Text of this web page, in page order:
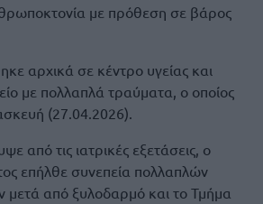
με πρόθεση σε βάρος
αρχικά σε κέντρο υγείας και
με πολλαπλά τραύματα, ο οποίος
(27.04.2026).
από τις ιατρικές εξετάσεις, ο
επήλθε συνεπεία πολλαπλών
από ξυλοδαρμό και το Τμήμα